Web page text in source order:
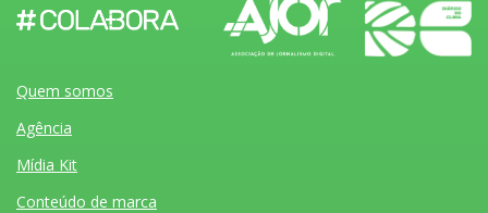
Quem somos
Agência
Mídia Kit
Conteúdo de marca